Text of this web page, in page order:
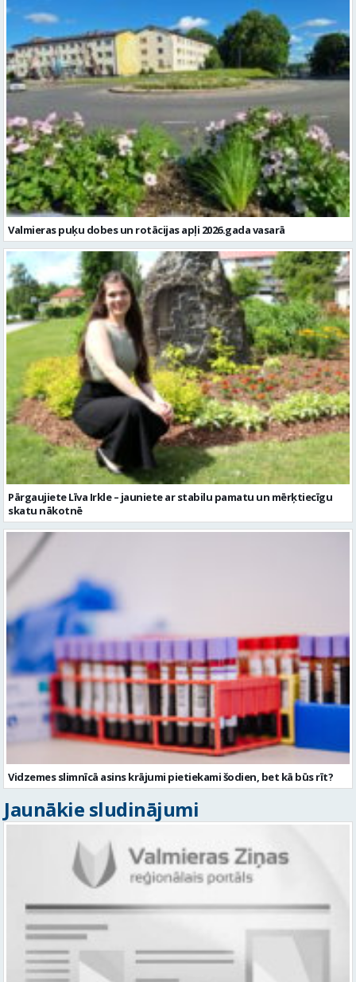
Valmieras puķu dobes un rotācijas apļi 2026.gada vasarā
Pārgaujiete Līva Irkle – jauniete ar stabilu pamatu un mērķtiecīgu
skatu nākotnē
Vidzemes slimnīcā asins krājumi pietiekami šodien, bet kā būs rīt?
Jaunākie sludinājumi